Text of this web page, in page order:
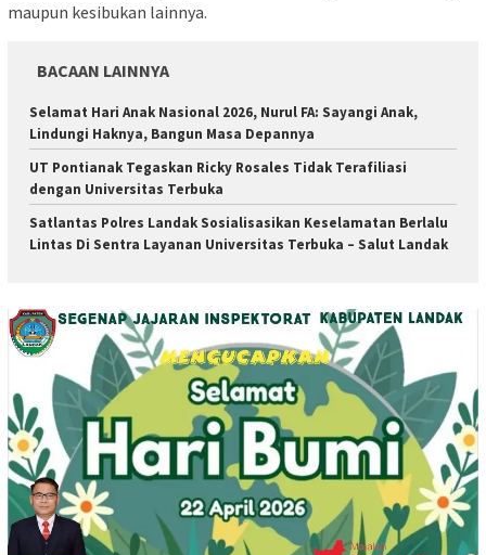
maupun kesibukan lainnya.
BACAAN LAINNYA
Selamat Hari Anak Nasional 2026, Nurul FA: Sayangi Anak,
Lindungi Haknya, Bangun Masa Depannya
UT Pontianak Tegaskan Ricky Rosales Tidak Terafiliasi
dengan Universitas Terbuka
Satlantas Polres Landak Sosialisasikan Keselamatan Berlalu
Lintas Di Sentra Layanan Universitas Terbuka – Salut Landak